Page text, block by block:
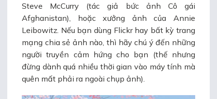
Steve McCurry (tác giả bức ảnh Cô gái
Afghanistan), hoặc xưởng ảnh của Annie
Leibowitz. Nếu bạn dùng Flickr hay bất kỳ trang
mạng chia sẻ ảnh nào, thì hãy chú ý đến những
người truyền cảm hứng cho bạn (thế nhưng
đừng dành quá nhiều thời gian vào máy tính mà
quên mất phải ra ngoài chụp ảnh).